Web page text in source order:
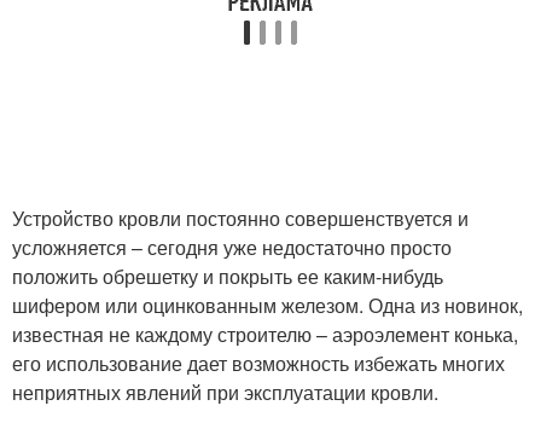
Устройство кровли постоянно совершенствуется и
усложняется – сегодня уже недостаточно просто
положить обрешетку и покрыть ее каким-нибудь
шифером или оцинкованным железом. Одна из новинок,
известная не каждому строителю – аэроэлемент конька,
его использование дает возможность избежать многих
неприятных явлений при эксплуатации кровли.